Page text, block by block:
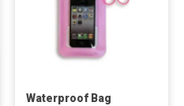
Waterproof Bag